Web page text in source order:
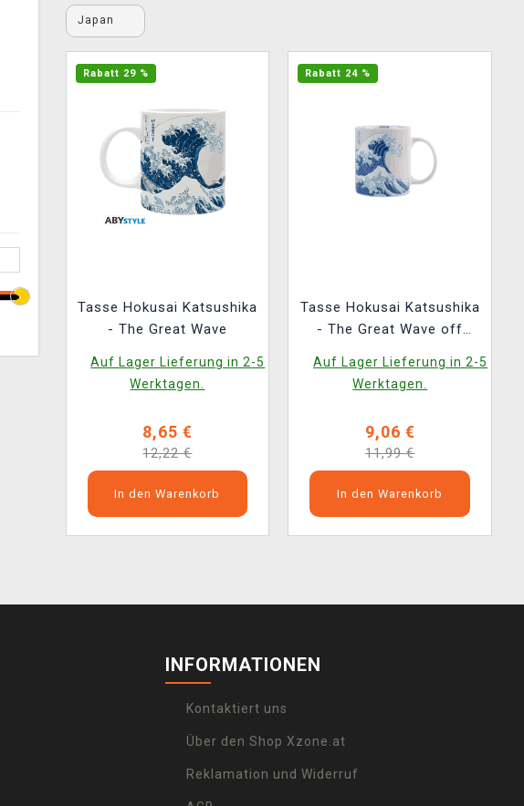
Japan
Rabatt 29 %
Tasse Hokusai Katsushika
- The Great Wave
Auf Lager Lieferung in 2-5
Werktagen.
8,65 €
12,22 €
In den Warenkorb
Rabatt 24 %
Tasse Hokusai Katsushika
- The Great Wave off
Auf Lager Lieferung in 2-5
Werktagen.
9,06 €
11,99 €
In den Warenkorb
INFORMATIONEN
Kontaktiert uns
Über den Shop Xzone.at
Reklamation und Widerruf